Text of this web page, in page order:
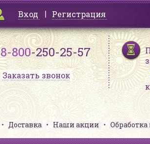
Вход Регистрация
8-800-250-25-57
Заказать звонок
Доставка Наши акции